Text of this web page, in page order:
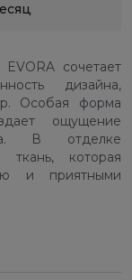
сочетает
дизайна,
Особая форма
ощущение
В отделке
ткань, которая
и приятными